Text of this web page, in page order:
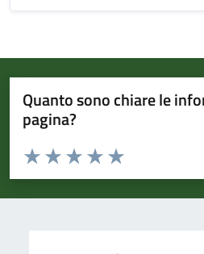
Quanto sono chiare le
pagina?
Valuta da 1 a 5 stelle la pagina
Valuta 5 stelle su
Valuta 4 stelle su 5
Valuta 3 stelle su 5
Valuta 2 stelle su 5
Valuta 1 stelle su 5